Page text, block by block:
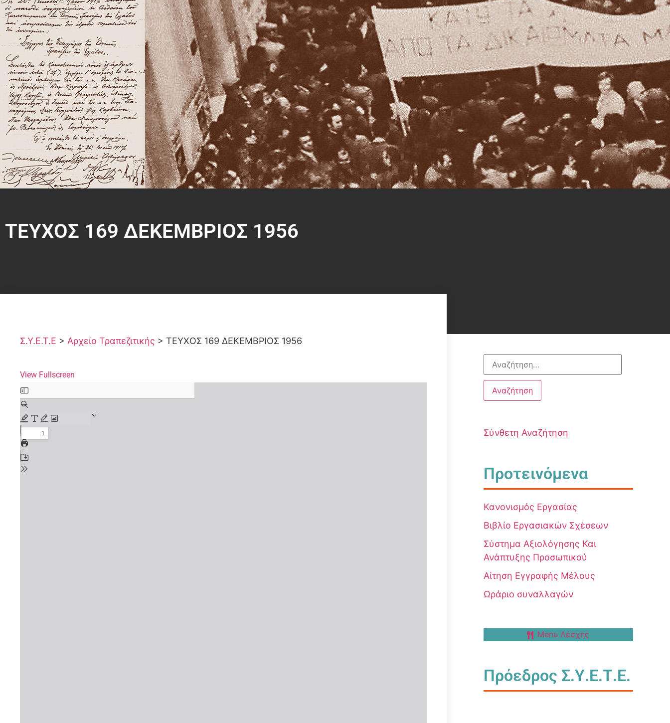
ΤΕΥΧΟΣ 169 ΔΕΚΕΜΒΡΙΟΣ 1956
Σ.Υ.Ε.Τ.Ε > Αρχείο Τραπεζιτικής > ΤΕΥΧΟΣ 169 ΔΕΚΕΜΒΡΙΟΣ 1956
View Fullscreen
Σύνθετη Αναζήτηση
Προτεινόμενα
Κανονισμός Εργασίας
Βιβλίο Εργασιακών Σχέσεων
Σύστημα Αξιολόγησης Και
Ανάπτυξης Προσωπικού
Αίτηση Εγγραφής Μέλους
Ωράριο συναλλαγών
Menu Λέσχης
Πρόεδρος Σ.Υ.Ε.Τ.Ε.